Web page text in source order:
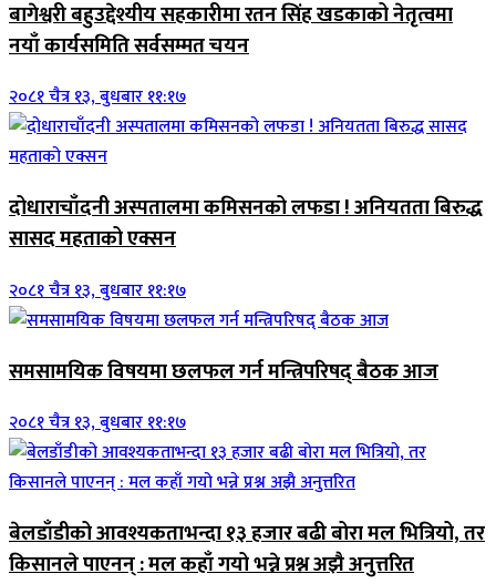
बागेश्वरी बहुउद्देश्यीय सहकारीमा रतन सिंह खडकाको नेतृत्वमा
नयाँ कार्यसमिति सर्वसम्मत चयन
२०८१ चैत्र १३, बुधबार ११:१७
दोधाराचाँदनी अस्पतालमा कमिसनको लफडा ! अनियतता बिरुद्ध
सासद महताको एक्सन
२०८१ चैत्र १३, बुधबार ११:१७
समसामयिक विषयमा छलफल गर्न मन्त्रिपरिषद् बैठक आज
२०८१ चैत्र १३, बुधबार ११:१७
बेलडाँडीको आवश्यकताभन्दा १३ हजार बढी बोरा मल भित्रियो, तर
किसानले पाएनन् : मल कहाँ गयो भन्ने प्रश्न अझै अनुत्तरित